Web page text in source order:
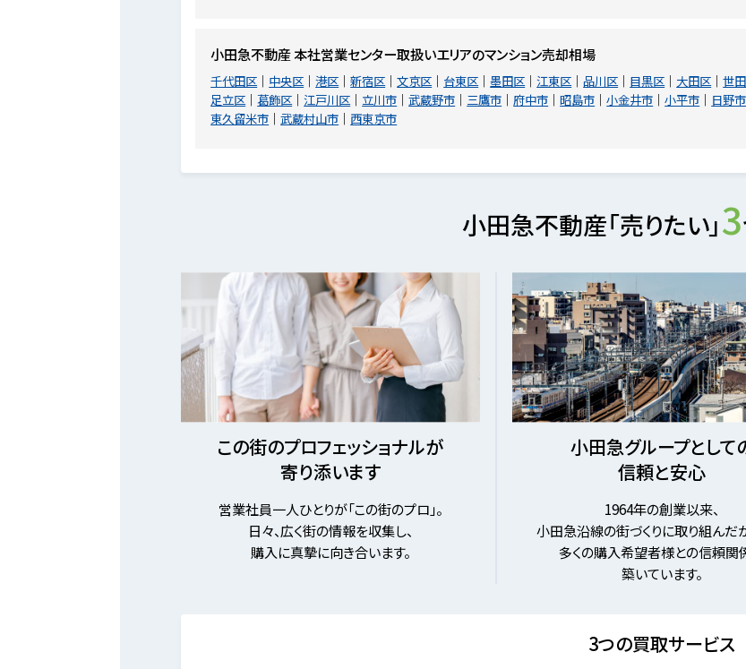
小田急不動産 本社営業センター取扱いエリアのマンション売却相場
千代田区 中央区 港区 新宿区 文京区 台東区 墨田区 江東区 品川区 目黒区 大田区 世
足立区
葛飾区 江戸川区 立川市 武蔵野市 三鷹市 府中市 昭島市 小金井市 小平市 日野市
東久留米市
武蔵村山市 西東京市
小田急不動産「売りたい」3
この街のプロフェッショナルが
寄り添います
営業社員一人ひとりが「この街のプロ」。
日々、広く街の情報を収集し、
購入に真摯に向き合います。
小田急グループとして
信頼と安心
1964年の創業以来、
小田急沿線の街づくりに取り組んだ
多くの購入希望者様との信頼関
築いています。
3つの買取サービス